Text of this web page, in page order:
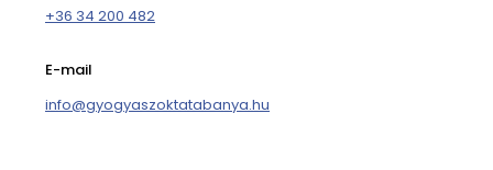
+36 34 200 482
E-mail
info@gyogyaszoktatabanya.hu